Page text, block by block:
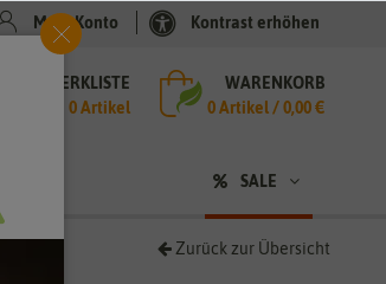
Mein Konto Kontrast erhöhen
MERKLISTE
0 Artikel
WARENKORB
0Artikel /0,00 €
SALE
Zurück zur Übersicht